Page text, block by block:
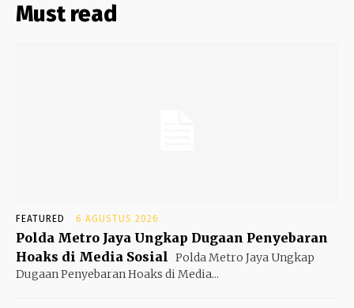
Must read
FEATURED 6 AGUSTUS 2026
Polda Metro Jaya Ungkap Dugaan Penyebaran
Hoaks di Media Sosial Polda Metro Jaya Ungkap
Dugaan Penyebaran Hoaks di Media...